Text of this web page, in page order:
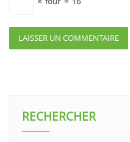
RECHERCHER